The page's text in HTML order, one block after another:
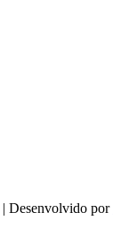
| Desenvolvido por